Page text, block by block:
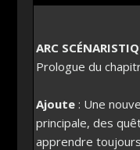
ARC
Prologue du
Ajoute: Une
principale, des
apprendre